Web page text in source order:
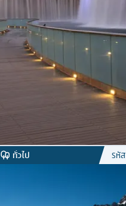
ทั่วไป รหัส